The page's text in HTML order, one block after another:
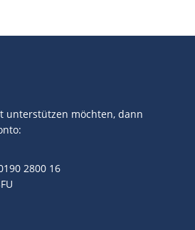
unterstützen möchten, dann
2800 16